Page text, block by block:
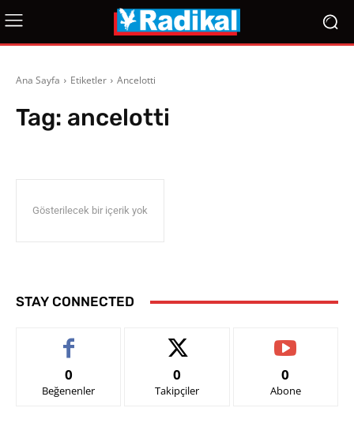
Ana Sayfa Etiketler Ancelotti
Tag: ancelotti
Gösterilecek bir içerik yok
STAY CONNECTED
0
Beğenenler
0
Takipçiler
0
Abone